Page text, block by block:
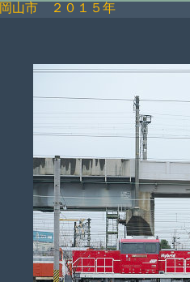
岡山市 ２０１５年